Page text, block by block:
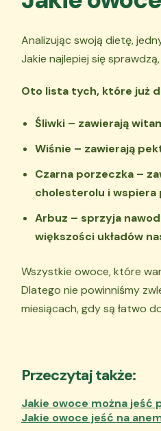
Analizując swoją dietę,
Jakie najlepiej się
Oto lista tych, które już
Śliwki – zawierają
Wiśnie – zawierają
Czarna porzeczka –
cholesterolu i wspiera
Arbuz – sprzyja
większości układów
Wszystkie owoce, które
Dlatego nie powinniśmy
miesiącach, gdy są łatwo
Przeczytaj także:
Jakie owoce można jeść
Jakie owoce jeść na